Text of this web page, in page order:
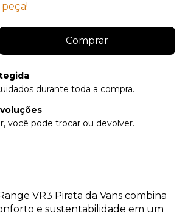
durante toda a compra.
você pode trocar ou devolver.
VR3 Pirata da Vans combina
e sustentabilidade em um